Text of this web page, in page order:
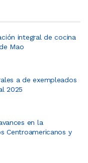
integral de cocina
Mao
a de exempleados
2025
en la
Centroamericanos y